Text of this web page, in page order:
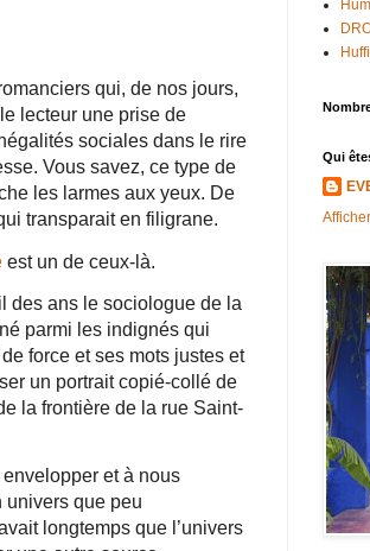
qui, de nos jours,
lecteur une prise de
sociales dans le rire
Vous savez, ce type de
les larmes aux yeux. De
transparait en filigrane.
est un de ceux-là.
des ans le sociologue de la
parmi les indignés qui
force et ses mots justes et
un portrait copié-collé de
la frontière de la rue Saint-
envelopper et à nous
univers que peu
longtemps que l’univers
Qui